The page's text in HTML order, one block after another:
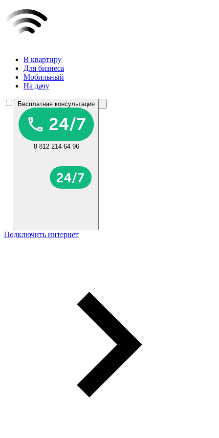
В квартиру
Для бизнеса
Мобильный
На дачу
Бесплатная консультация
8 812 214 64 96
Подключить интернет